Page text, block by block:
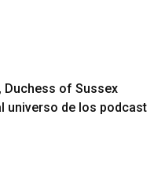
Duchess of Sussex
universo de los podcast